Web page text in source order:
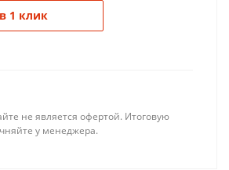
1 клик
не является офертой. Итоговую
у менеджера.